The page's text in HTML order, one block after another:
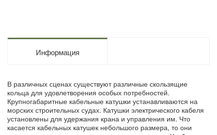
Информация
В различных сценах существуют различные скользящие
кольца для удовлетворения особых потребностей.
Крупногабаритные кабельные катушки устанавливаются на
морских строительных судах. Катушки электрического кабеля
установлены для удержания крана и управления им. Что
касается кабельных катушек небольшого размера, то они